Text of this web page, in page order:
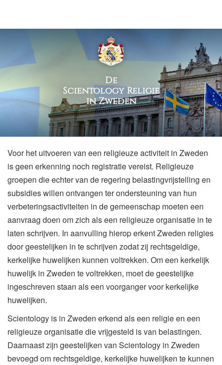
De
Scientology Religie
in Zweden
Voor het uitvoeren van een religieuze activiteit in Zweden
is geen erkenning noch registratie vereist. Religieuze
groepen die echter van de regering belastingvrijstelling en
subsidies willen ontvangen ter ondersteuning van hun
verbeteringsactiviteiten in de gemeenschap moeten een
aanvraag doen om zich als een religieuze organisatie in te
laten schrijven. In aanvulling hierop erkent Zweden religies
door geestelijken in te schrijven zodat zij rechtsgeldige,
kerkelijke huwelijken kunnen voltrekken. Om een kerkelijk
huwelijk in Zweden te voltrekken, moet de geestelijke
ingeschreven staan als een voorganger voor kerkelijke
huwelijken.
Scientology is in Zweden erkend als een religie en een
religieuze organisatie die vrijgesteld is van belastingen.
Daarnaast zijn geestelijken van Scientology in Zweden
bevoegd om rechtsgeldige, kerkelijke huwelijken te kunnen